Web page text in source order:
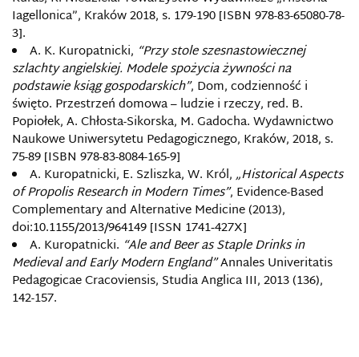
Iagellonica”, Kraków 2018, s. 179-190 [ISBN 978-83-65080-78-
3].
A. K. Kuropatnicki, “Przy stole szesnastowiecznej
szlachty angielskiej. Modele spożycia żywności na
podstawie ksiąg gospodarskich”, Dom, codzienność i
święto. Przestrzeń domowa – ludzie i rzeczy, red. B.
Popiołek, A. Chłosta-Sikorska, M. Gadocha. Wydawnictwo
Naukowe Uniwersytetu Pedagogicznego, Kraków, 2018, s.
75-89 [ISBN 978-83-8084-165-9]
A. Kuropatnicki, E. Szliszka, W. Król,„Historical Aspects
of Propolis Research in Modern Times”, Evidence-Based
Complementary and Alternative Medicine (2013),
doi:10.1155/2013/964149 [ISSN 1741‐427X]
A. Kuropatnicki. “Ale and Beer as Staple Drinks in
Medieval and Early Modern England”Annales Univeritatis
Pedagogicae Cracoviensis, Studia Anglica III, 2013 (136),
142-157.